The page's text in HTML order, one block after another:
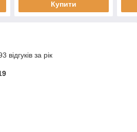
Купити
відгуків за рік